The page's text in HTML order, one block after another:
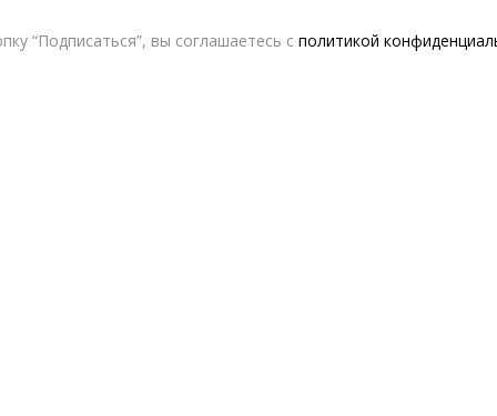
“Подписаться”, вы соглашаетесь с политикой